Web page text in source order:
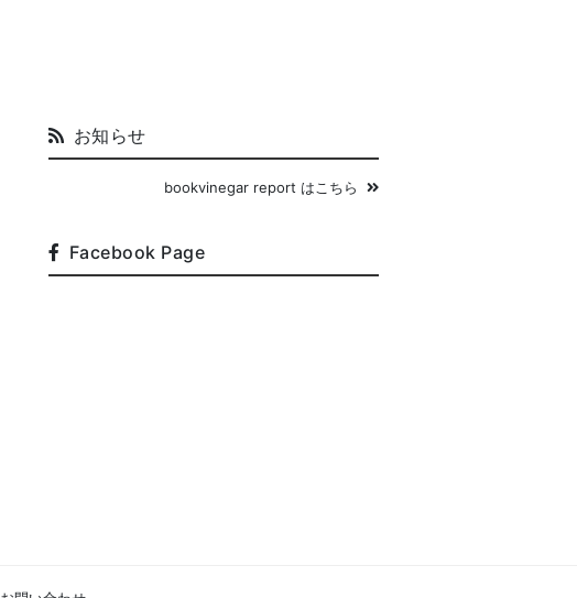
お知らせ
bookvinegar report はこちら
Facebook Page